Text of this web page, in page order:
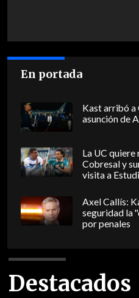
En portada
Kast arribó a
asunción de
La UC
Cobresal y
visita a
Axel Callís:
seguridad la
por penales
Destacados